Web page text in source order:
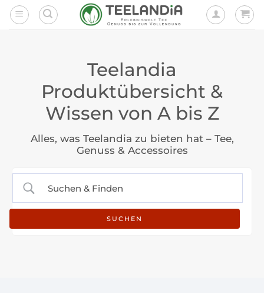
Zum
Inhalt
Teelandia
Produktübersicht &
Wissen von A bis Z
Alles, was Teelandia zu bieten hat – Tee,
Genuss & Accessoires